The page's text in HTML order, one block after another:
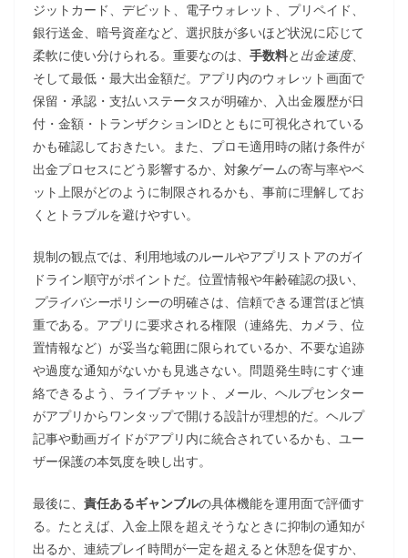
ジットカード、デビット、電子ウォレット、プリペイド、
銀行送金、暗号資産など、選択肢が多いほど状況に応じて
柔軟に使い分けられる。重要なのは、 手数料と 出金速度、
そして最低・最大出金額だ。アプリ内のウォレット画面で
保留・承認・支払いステータスが明確か、入出金履歴が日
付・金額・トランザクションIDとともに可視化されている
かも確認しておきたい。また、プロモ適用時の賭け条件が
出金プロセスにどう影響するか、対象ゲームの寄与率やベ
ット上限がどのように制限されるかも、事前に理解してお
くとトラブルを避けやすい。
規制の観点では、利用地域のルールやアプリストアのガイ
ドライン順守がポイントだ。位置情報や年齢確認の扱い、
プライバシーポリシーの明確さは、信頼できる運営ほど慎
重である。アプリに要求される権限（連絡先、カメラ、位
置情報など）が妥当な範囲に限られているか、不要な追跡
や過度な通知がないかも見逃さない。問題発生時にすぐ連
絡できるよう、ライブチャット、メール、ヘルプセンター
がアプリからワンタップで開ける設計が理想的だ。ヘルプ
記事や動画ガイドがアプリ内に統合されているかも、ユー
ザー保護の本気度を映し出す。
最後に、 責任あるギャンブルの具体機能を運用面で評価す
る。たとえば、入金上限を超えそうなときに抑制の通知が
出るか、連続プレイ時間が一定を超えると休憩を促すか、